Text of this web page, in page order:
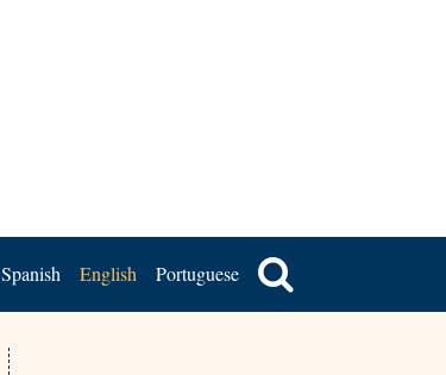
Spanish English Portuguese